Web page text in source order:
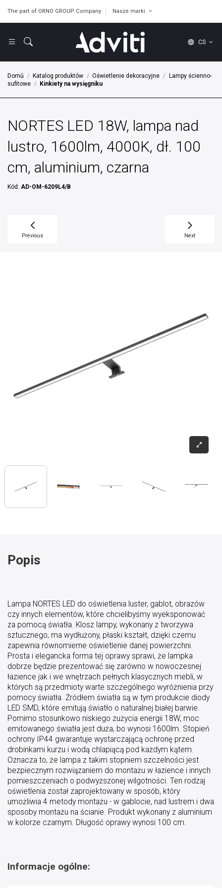
The part of ORNO GROUP Company Nasze marki
CS
Domů Katalog produktów Oświetlenie dekoracyjne
Lampy ścienno-
sufitowe
Kinkiety na wysięgniku
NORTES LED 18W, lampa nad
lustro, 1600lm, 4000K, dł. 100
cm, aluminium, czarna
Kód: AD-OM-6209L4/B
Previous Next
Popis
Lampa NORTES LED do oświetlenia luster, gablot, obrazów
czy innych elementów, które chcielibyśmy wyeksponować
za pomocą światła. Klosz lampy, wykonany z tworzywa
sztucznego, ma wydłużony, płaski kształt, dzięki czemu
zapewnia równomierne oświetlenie danej powierzchni.
Prosta i elegancka forma tej oprawy sprawi, że lampka
dobrze będzie prezentować się zarówno w nowoczesnej
łazience jak i we wnętrzach pełnych klasycznych mebli, w
których są przedmioty warte szczególnego wyróżnienia przy
pomocy światła. Źródłem światła są w tym produkcie diody
LED SMD, które emitują światło o naturalnej białej barwie.
Pomimo stosunkowo niskiego zużycia energii 18W, moc
emitowanego światła jest duża, bo wynosi 1600lm. Stopień
ochrony IP44 gwarantuje wystarczającą ochronę przed
drobinkami kurzu i wodą chlapiącą pod każdym kątem.
Oznacza to, że lampa z takim stopniem szczelności jest
bezpiecznym rozwiązaniem do montażu w łazience i innych
pomieszczeniach o podwyższonej wilgotności. Ten rodzaj
oświetlenia został zaprojektowany w sposób, który
umożliwia 4 metody montażu - w gablocie, nad lustrem i dwa
sposoby montażu na ścianie. Produkt wykonany z aluminium
w kolorze czarnym. Długość oprawy wynosi 100 cm.
Informacje ogólne: